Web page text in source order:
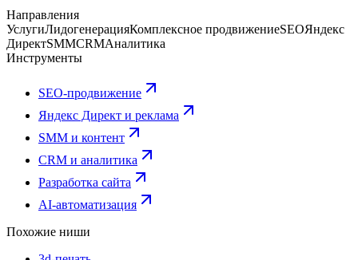
Направления
УслугиЛидогенерацияКомплексное продвижениеSEOЯндекс
ДиректSMMCRMАналитика
Инструменты
SEO-продвижение
Яндекс Директ и реклама
SMM и контент
CRM и аналитика
Разработка сайта
AI-автоматизация
Похожие ниши